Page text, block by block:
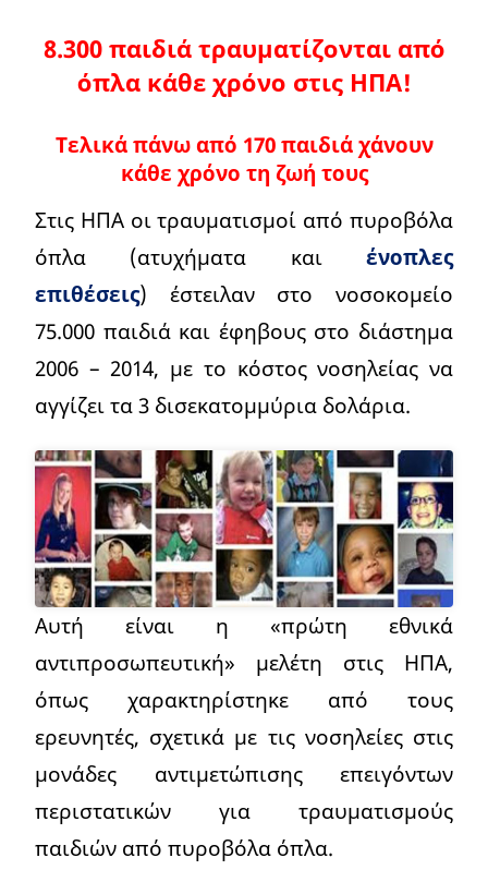
8.300 παιδιά τραυματίζονται από
όπλα κάθε χρόνο στις ΗΠΑ!
Τελικά πάνω από 170 παιδιά χάνουν
κάθε χρόνο τη ζωή τους
Στις ΗΠΑ οι τραυματισμοί από πυροβόλα
όπλα (ατυχήματα και ένοπλες
επιθέσεις) έστειλαν στο νοσοκομείο
75.000 παιδιά και έφηβους στο διάστημα
2006 – 2014, με το κόστος νοσηλείας να
αγγίζει τα 3 δισεκατομμύρια δολάρια.
Αυτή είναι η «πρώτη εθνικά
αντιπροσωπευτική» μελέτη στις ΗΠΑ,
όπως χαρακτηρίστηκε από τους
ερευνητές, σχετικά με τις νοσηλείες στις
μονάδες αντιμετώπισης επειγόντων
περιστατικών για τραυματισμούς
παιδιών από πυροβόλα όπλα.